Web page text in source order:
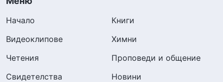
Начало
Книги
Видеоклипове
Химни
Четения
Проповеди и общение
Свидетелства
Новини